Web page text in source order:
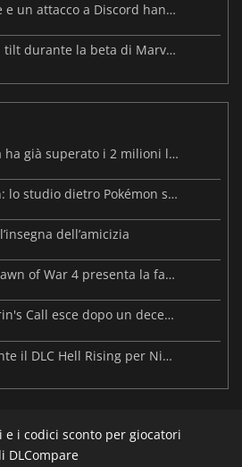
Le mappe dei malware e un attacco a Discord hanno colpito Meccha Chameleon
PlayStation Network in tilt durante la beta di Marvel Tōkon
Resident Evil: Veronica ha già superato i 2 milioni liste dei desideri
Beast of Reincarnation: lo studio dietro Pokémon su una nuova strada
dell’amicizia
Warhammer 40.000: Dawn of War 4 presenta la fazione dei Necron
Forsaken Realms: Vahrin's Call esce dopo un decennio di sviluppo
Annunciato ufficialmente il DLC Hell Rising per Nioh 3
i codici sconto per giocatori
DLCompare